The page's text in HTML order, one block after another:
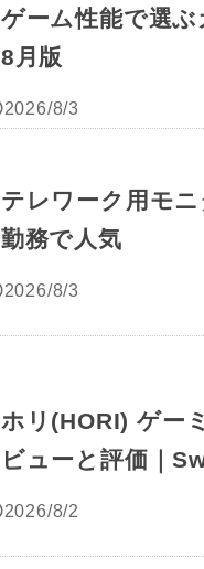
ゲーム性能で選
8月版
2026/8/3
テレワーク用モ
勤務で人気
2026/8/3
ホリ(HORI) ゲー
ビューと評価｜
2026/8/2